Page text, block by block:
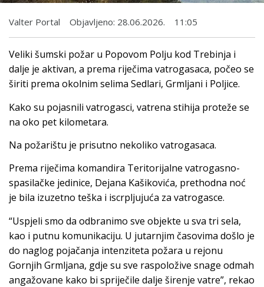
Valter Portal Objavljeno: 28.06.2026. 11:05
Veliki šumski požar u Popovom Polju kod Trebinja i
dalje je aktivan, a prema riječima vatrogasaca, počeo se
širiti prema okolnim selima Sedlari, Grmljani i Poljice.
Kako su pojasnili vatrogasci, vatrena stihija proteže se
na oko pet kilometara.
Na požarištu je prisutno nekoliko vatrogasaca.
Prema riječima komandira Teritorijalne vatrogasno-
spasilačke jedinice, Dejana Kašikovića, prethodna noć
je bila izuzetno teška i iscrpljujuća za vatrogasce.
“Uspjeli smo da odbranimo sve objekte u sva tri sela,
kao i putnu komunikaciju. U jutarnjim časovima došlo je
do naglog pojačanja intenziteta požara u rejonu
Gornjih Grmljana, gdje su sve raspoložive snage odmah
angažovane kako bi spriječile dalje širenje vatre”, rekao